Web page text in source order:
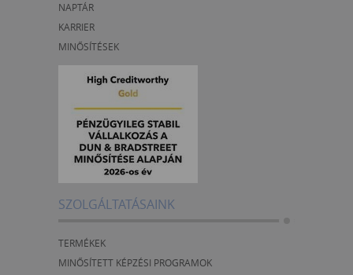
NAPTÁR
KARRIER
MINŐSÍTÉSEK
SZOLGÁLTATÁSAINK
TERMÉKEK
MINŐSÍTETT KÉPZÉSI PROGRAMOK